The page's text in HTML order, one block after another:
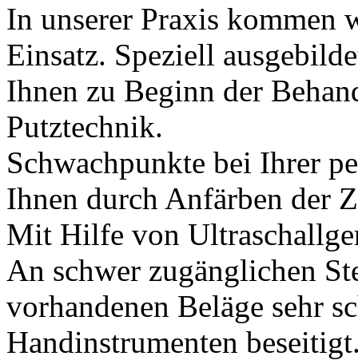
In unserer Praxis kommen
Einsatz. Speziell
Ihnen zu Beginn der
Putztechnik.
Schwachpunkte bei Ihrer
Ihnen durch Anfärben der
Mit Hilfe von
An schwer zugänglichen
vorhandenen Beläge sehr
Handinstrumenten